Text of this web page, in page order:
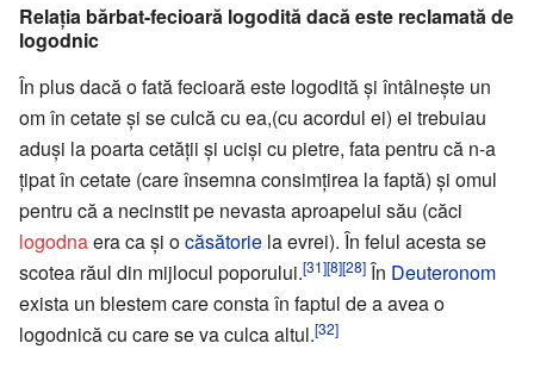
Relația bărbat-fecioară logodită dacă este reclamată de
logodnic
În plus dacă o fată fecioară este logodită și întâlnește un
om în cetate și se culcă cu ea,(cu acordul ei) ei trebuiau
aduși la poarta cetății și uciși cu pietre, fata pentru că n-a
țipat în cetate (care însemna consimțirea la faptă) și omul
pentru că a necinstit pe nevasta aproapelui său (căci
logodnaera ca și ocăsătorie la evrei). În felul acesta se
scotea răul din mijlocul poporului.[31][8][28] În Deuteronom
exista un blestem care consta în faptul de a avea o
logodnică cu care se va culca altul.[32]